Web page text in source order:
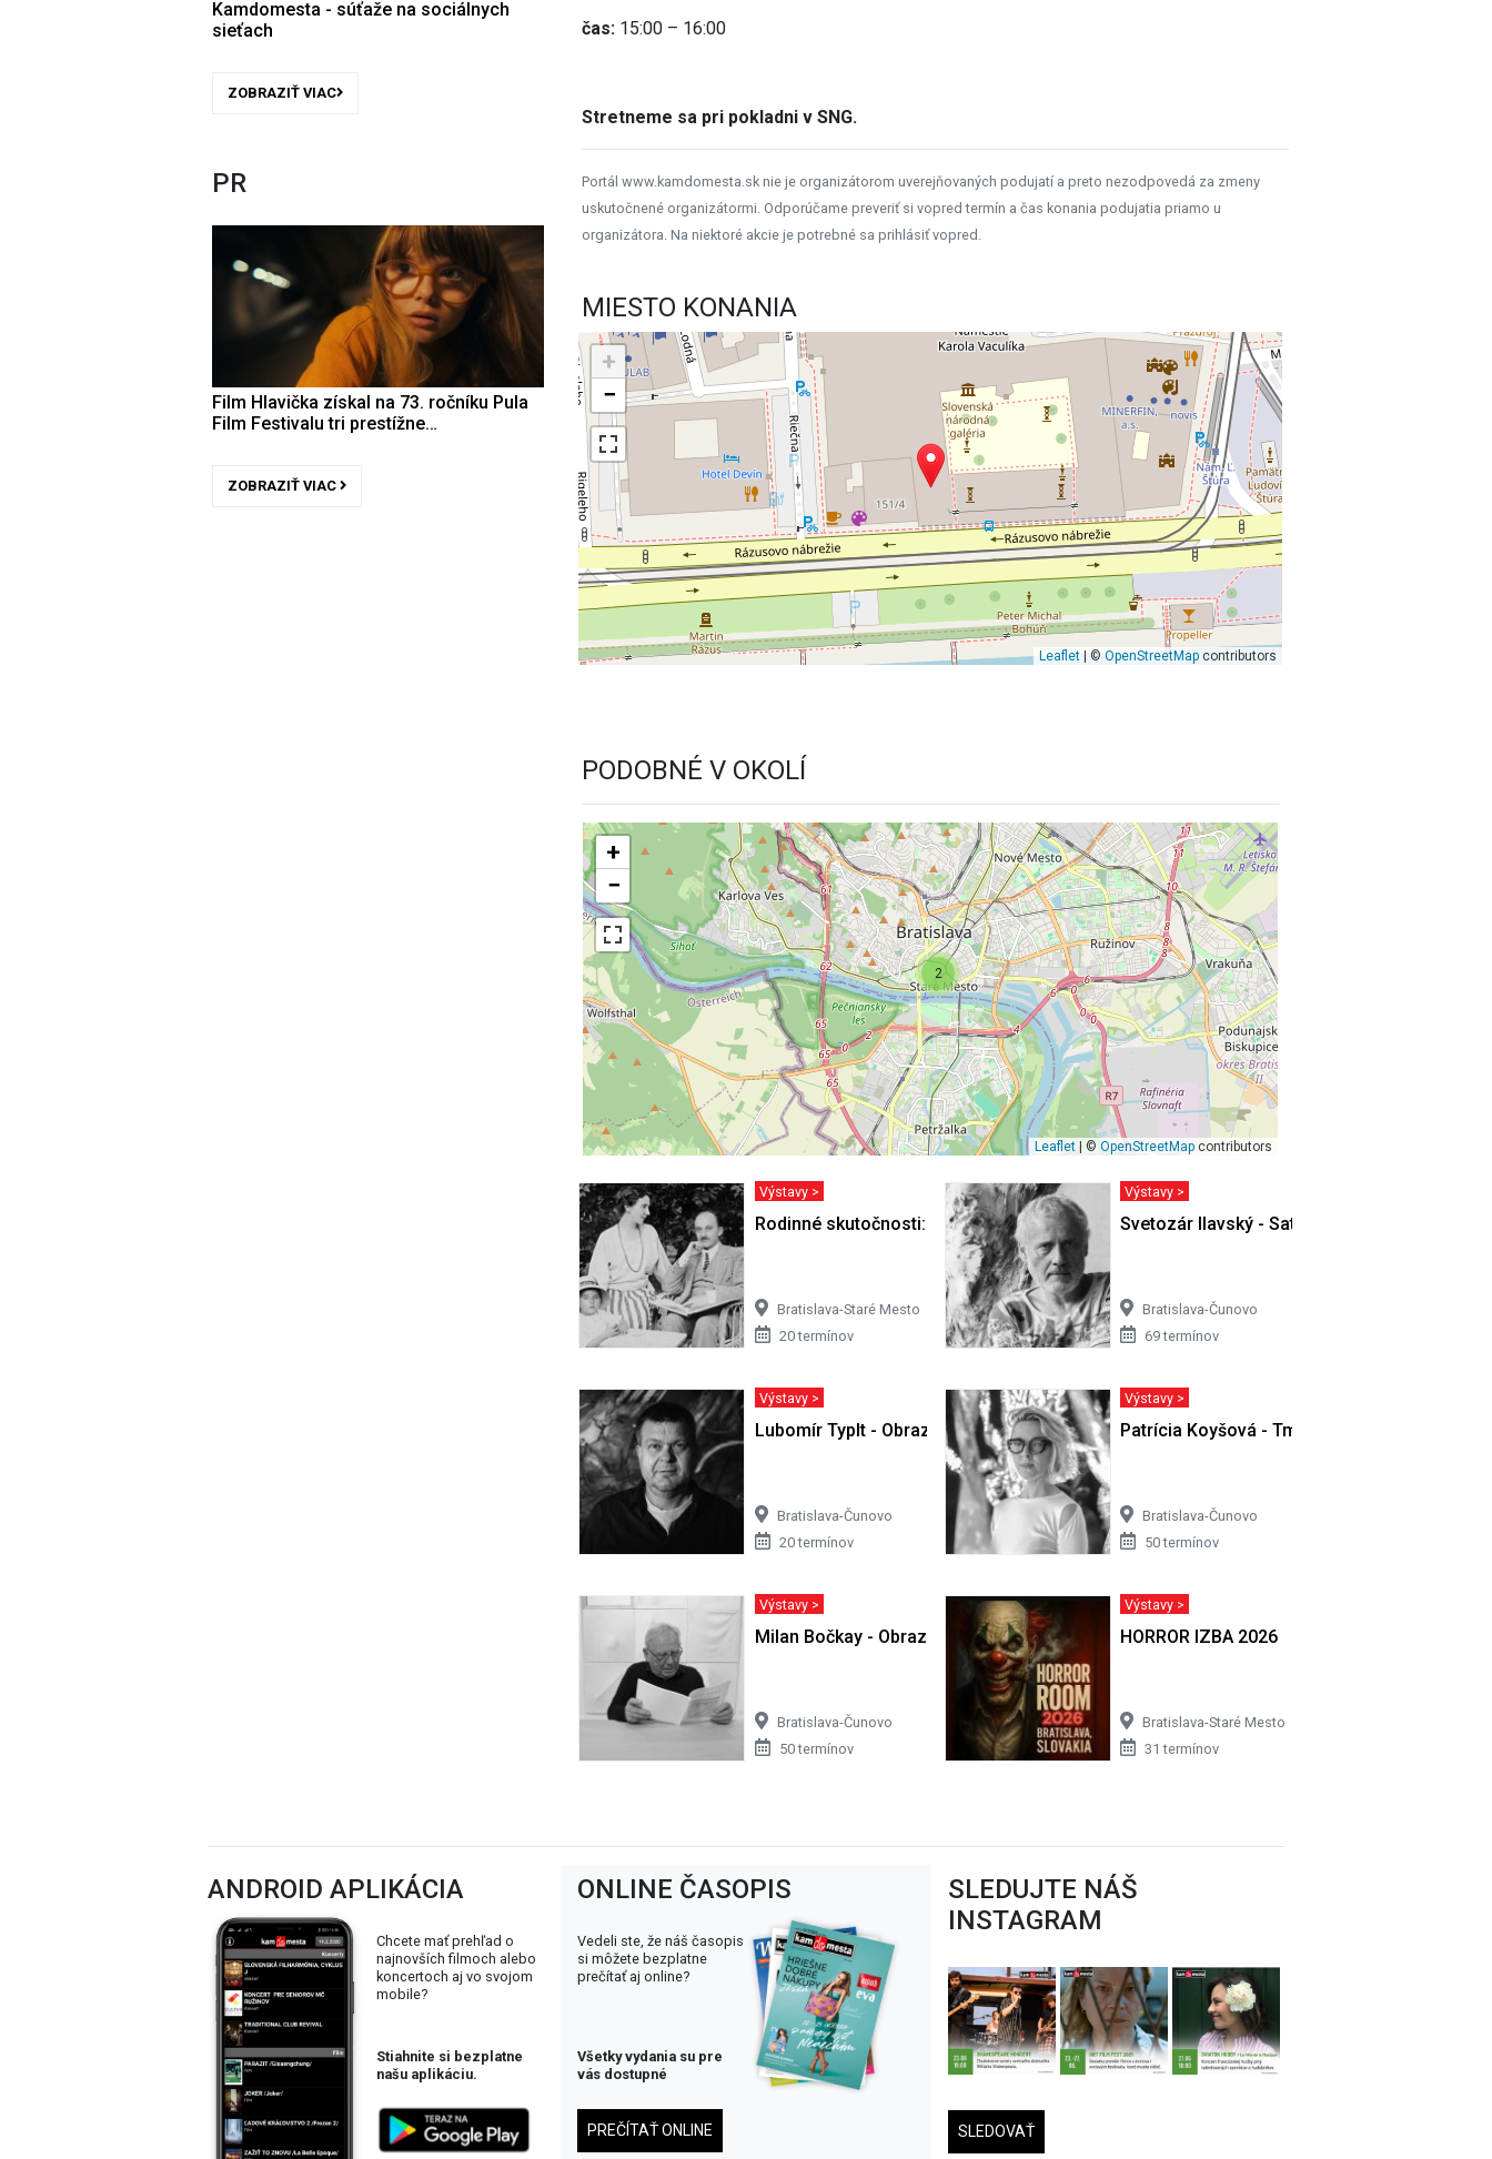
Kamdomesta - súťaže na sociálnych
sieťach
ZOBRAZIŤ VIAC
PR
Film Hlavička získal na 73. ročníku Pula
Film Festivalu tri prestížne…
ZOBRAZIŤ VIAC
čas: 15:00 – 16:00
Stretneme sa pri pokladni v SNG.
Portál www.kamdomesta.sk nie je organizátorom uverejňovaných podujatí a preto nezodpovedá za zmeny
uskutočnené organizátormi. Odporúčame preveriť si vopred termín a čas konania podujatia priamo u
organizátora. Na niektoré akcie je potrebné sa prihlásiť vopred.
MIESTO KONANIA
+
−
Leaflet| © OpenStreetMapcontributors
PODOBNÉ V OKOLÍ
2
+
−
Leaflet | ©OpenStreetMap contributors
Výstavy >
Rodinné skutočnosti: Obraz života…
Bratislava-Staré Mesto
20 termínov
Výstavy >
Svetozár Ilavský - Satori v Cíferi II
Bratislava-Čunovo
69 termínov
Výstavy >
Lubomír Typlt - Obrazy
Bratislava-Čunovo
20 termínov
Výstavy >
Patrícia Koyšová - Tmy sa nemusíš báť
Bratislava-Čunovo
50 termínov
Výstavy >
Milan Bočkay - Obrazy
Bratislava-Čunovo
50 termínov
Výstavy >
HORROR IZBA 2026
Bratislava-Staré Mesto
31 termínov
ANDROID APLIKÁCIA
Chcete mať prehľad o
najnovších filmoch alebo
koncertoch aj vo svojom
mobile?
Stiahnite si bezplatne
našu aplikáciu.
ONLINE ČASOPIS
Vedeli ste, že náš časopis
si môžete bezplatne
prečítať aj online?
Všetky vydania su pre
vás dostupné
PREČÍTAŤ ONLINE
SLEDUJTE NÁŠ
INSTAGRAM
SLEDOVAŤ